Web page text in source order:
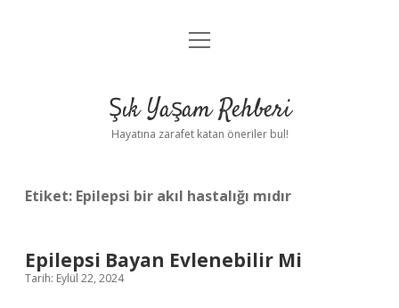
Anasayfa
Yasal Uyarı
menüyü
Şık Yaşam Rehberi
Hayatına zarafet katan öneriler bul!
Etiket: Epilepsi bir akıl hastalığı mıdır
Epilepsi Bayan Evlenebilir Mi
Tarih: Eylül 22, 2024